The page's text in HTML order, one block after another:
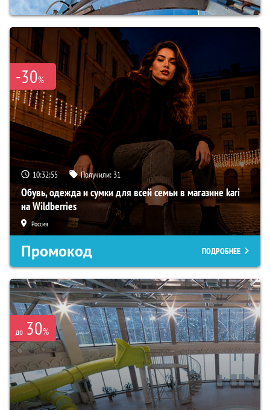
-30%
10:32:54 Получили: 31
Обувь, одежда и сумки для всей семьи в магазине kari
на Wildberries
Россия
Промокод ПОДРОБНЕЕ
до 30%